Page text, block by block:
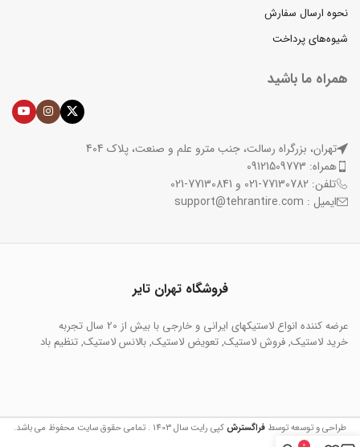
نحوه ارسال سفارش
شیوه‌های پرداخت
همراه ما باشید
تهران، بزرگراه رسالت، جنب مترو علم و صنعت، پلاک 404
همراه: 09121509773
تلفن: 77130782-021 و 77130841-021
ایمیل : support@tehrantire.com
فروشگاه تهران تایر
عرضه کننده انواع لاستیکهای ایرانی و خارجی با بیش از 20 سال تجربه
خرید لاستیک, فروش لاستیک, تعویض لاستیک, بالانس لاستیک, تنظیم باد
طراحی و توسعه توسط فراگسترشکپی رایت سال 1403 . تمامی حقوق سایت محفوظ می باشد.